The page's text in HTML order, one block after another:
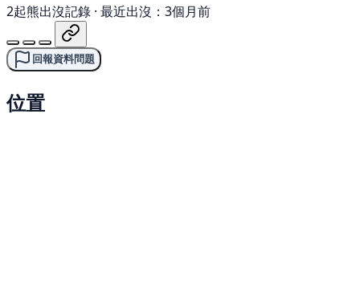
2起熊出沒記錄 · 最近出沒：3個月前
回報資料問題
位置